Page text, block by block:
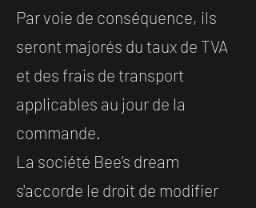
Par voie de conséquence, ils
seront majorés du taux de TVA
et des frais de transport
applicables au jour de la
commande.
La société Bee’s dream
s'accorde le droit de modifier